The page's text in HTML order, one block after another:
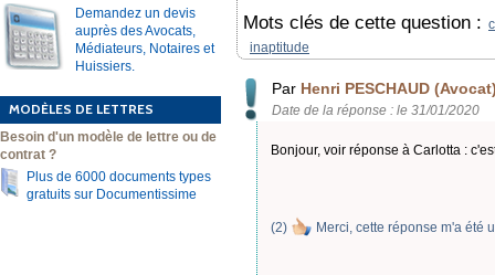
Demandez un devis
auprès des Avocats,
Médiateurs, Notaires et
Huissiers.
MODÈLES DE LETTRES
Besoin d'un modèle de lettre ou de
contrat ?
Plus de 6000 documents types
gratuits sur Documentissime
Mots clés de cette question :
inaptitude
Par Henri PESCHAUD
Date de la réponse : le 31/01/2020
Bonjour, voir réponse à Carlotta :
(2) Merci, cette réponse m'a été